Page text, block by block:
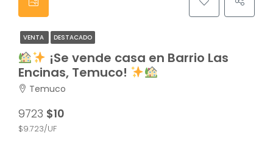
VENTA DESTACADO
¡Se vende casa en Barrio Las
Encinas, Temuco!
Temuco
9723 $10
$9.723/UF